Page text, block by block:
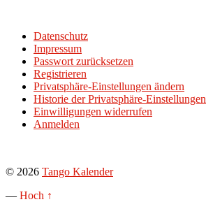
Datenschutz
Impressum
Passwort zurücksetzen
Registrieren
Privatsphäre-Einstellungen ändern
Historie der Privatsphäre-Einstellungen
Einwilligungen widerrufen
Anmelden
© 2026 Tango Kalender
— Hoch ↑